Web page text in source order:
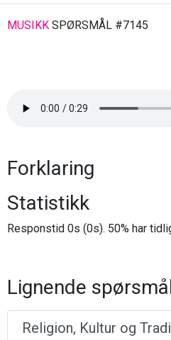
MUSIKKSPØRSMÅL #7145
Forklaring
Statistikk
Responstid 0s (0s). 50% har
Lignende
Religion, Kultur og